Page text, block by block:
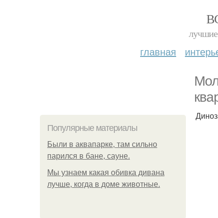
лучшие
главная
Популярные материалы
Были в аквапарке, там сильно
парился в бане, сауне.
Мы узнаем какая обивка дивана
лучше, когда в доме животные.